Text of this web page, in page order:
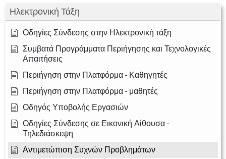
Ηλεκτρονική Τάξη
Οδηγίες Σύνδεσης στην Ηλεκτρονική τάξη
Συμβατά Προγράμματα Περιήγησης και Τεχνολογικές
Απαιτήσεις
Περιήγηση στην Πλατφόρμα - Καθηγητές
Περιήγηση στην Πλατφόρμα - μαθητές
Οδηγός Υποβολής Εργασιών
Οδηγίες Σύνδεσης σε Εικονική Αίθουσα -
Τηλεδιάσκεψη
Αντιμετώπιση Συχνών Προβλημάτων